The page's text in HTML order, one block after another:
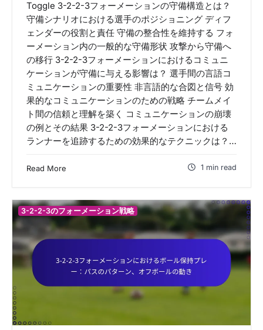
Toggle 3-2-2-3フォーメーションの守備構造とは？
守備シナリオにおける選手のポジショニング ディフ
ェンダーの役割と責任 守備の整合性を維持する フォ
ーメーション内の一般的な守備形状 攻撃から守備へ
の移行 3-2-2-3フォーメーションにおけるコミュニ
ケーションが守備に与える影響は？ 選手間の言語コ
ミュニケーションの重要性 非言語的な合図と信号 効
果的なコミュニケーションのための戦略 チームメイ
ト間の信頼と理解を築く コミュニケーションの崩壊
の例とその結果 3-2-2-3フォーメーションにおける
ランナーを追跡するための効果的なテクニックは？…
Read More 1 min read
3-2-2-3のフォーメーション戦略